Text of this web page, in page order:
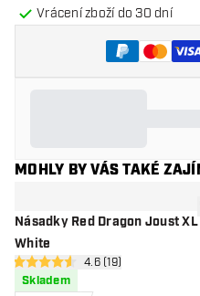
Vrácení zboží do 30 dní
MOHLY BY VÁS TAKÉ
Násadky Red Dragon Joust XL
White
otevřít panel recenzí
4.6 hodnoticí hvězdičky
4.6 (19)
Skladem